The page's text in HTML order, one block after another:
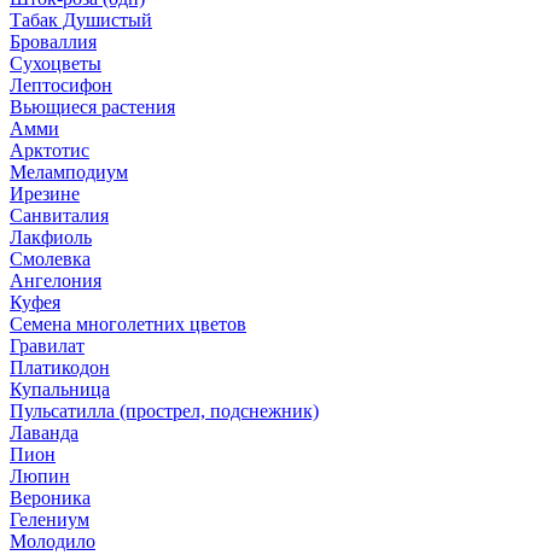
Табак Душистый
Броваллия
Сухоцветы
Лептосифон
Вьющиеся растения
Амми
Арктотис
Меламподиум
Ирезине
Санвиталия
Лакфиоль
Смолевка
Ангелония
Куфея
Семена многолетних цветов
Гравилат
Платикодон
Купальница
Пульсатилла (прострел, подснежник)
Лаванда
Пион
Люпин
Вероника
Гелениум
Молодило